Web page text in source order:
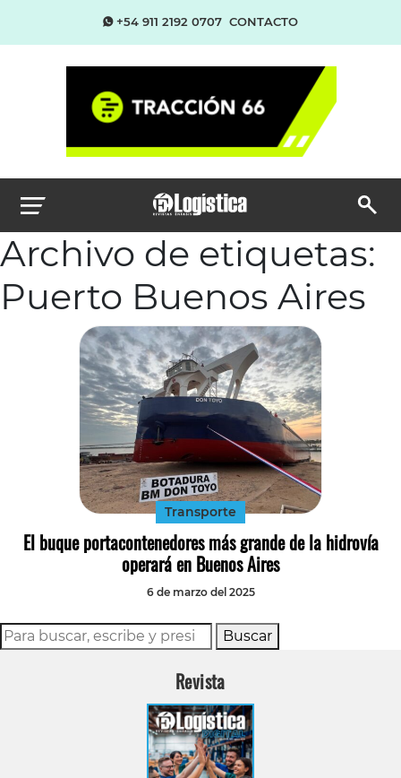
+54 911 2192 0707 CONTACTO
Archivo de etiquetas:
Puerto Buenos Aires
Transporte
El buque portacontenedores más grande de la hidrovía
operará en Buenos Aires
6 de marzo del 2025
Buscar
Revista